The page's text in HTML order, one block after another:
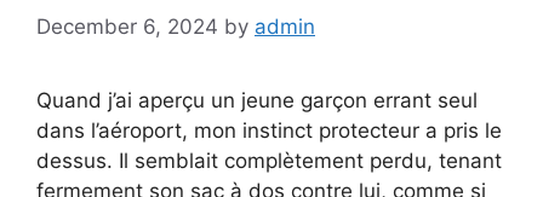
December 6, 2024 by admin
Quand j’ai aperçu un jeune garçon errant seul
dans l’aéroport, mon instinct protecteur a pris le
dessus. Il semblait complètement perdu, tenant
fermement son sac à dos contre lui, comme si